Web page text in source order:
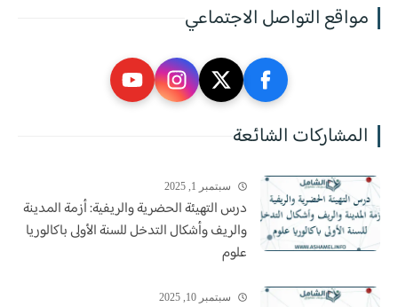
مواقع التواصل الاجتماعي
المشاركات الشائعة
سبتمبر 1, 2025
درس التهيئة الحضرية والريفية: أزمة المدينة
والريف وأشكال التدخل للسنة الأولى باكالوريا
علوم
سبتمبر 10, 2025